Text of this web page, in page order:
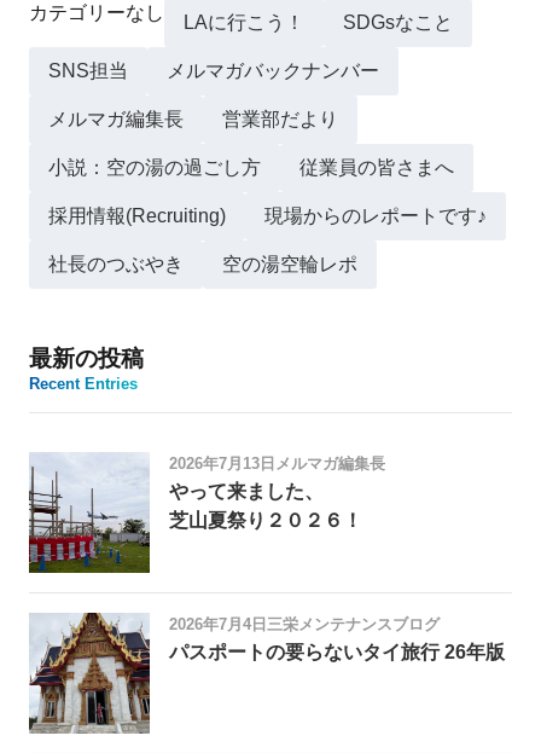
カテゴリーなし LAに行こう！ SDGsなこと
SNS担当 メルマガバックナンバー
メルマガ編集長 営業部だより
小説：空の湯の過ごし方 従業員の皆さまへ
採用情報(Recruiting) 現場からのレポートです♪
社長のつぶやき 空の湯空輪レポ
最新の投稿
Recent Entries
2026年7月13日 メルマガ編集長
やって来ました、
芝山夏祭り２０２６！
2026年7月4日 三栄メンテナンスブログ
パスポートの要らないタイ旅行 26年版